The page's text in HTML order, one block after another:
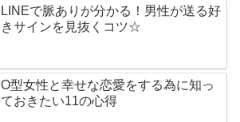
LINEで脈ありが分かる！男性が送る好
きサインを見抜くコツ☆
O型女性と幸せな恋愛をする為に知っ
ておきたい11の心得